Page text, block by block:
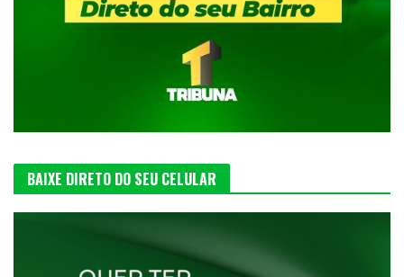
BAIXE DIRETO DO SEU CELULAR